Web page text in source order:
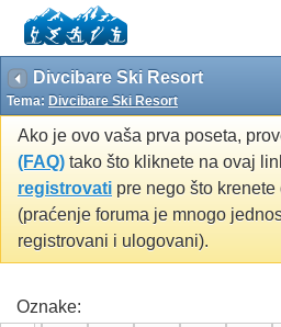
Divcibare Ski Resort
Tema: Divcibare Ski Resort
Ako je ovo vaša prva poseta,
(FAQ) tako što kliknete na ovaj
registrovati pre nego što
(praćenje foruma je mnogo
registrovani i ulogovani).
Oznake: